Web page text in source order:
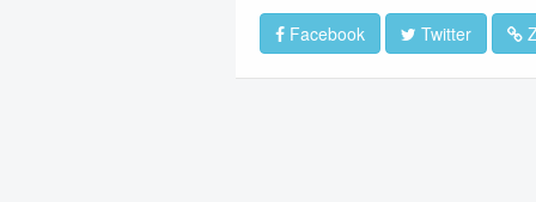
Facebook Twitter